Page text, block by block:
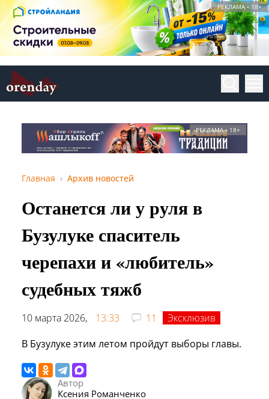
РЕКЛАМА • 18+
РЕКЛАМА • 18+
Главная Архив новостей
Останется ли у руля в
Бузулуке спаситель
черепахи и «любитель»
судебных тяжб
10 марта 2026, 13:33 11
Эксклюзив
В Бузулуке этим летом пройдут выборы главы.
Автор
Ксения Романченко